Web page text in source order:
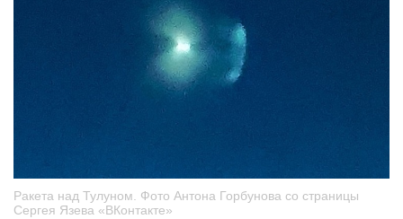
Ракета над Тулуном. Фото Антона Горбунова со страницы
Сергея Язева «ВКонтакте»